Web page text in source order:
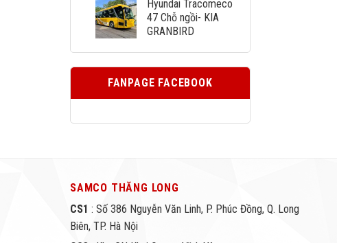
Hyundai Tracomeco
47 Chỗ ngồi- KIA
GRANBIRD
FANPAGE FACEBOOK
SAMCO THĂNG LONG
CS1 : Số 386 Nguyễn Văn Linh, P. Phúc Đồng, Q. Long
Biên, TP. Hà Nội